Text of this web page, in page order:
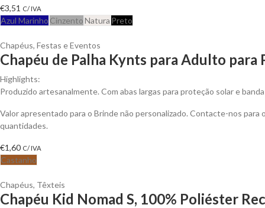
€3,51 C/ IVA
Azul Marinho CinzentoNatura Preto
Chapéus, Festas e Eventos
Chapéu de Palha Kynts para Adulto para
Highlights:
Produzido artesanalmente. Com abas largas para proteção solar e
Valor apresentado para o Brinde não personalizado. Contacte-nos
quantidades.
€1,60 C/ IVA
Castanho
Chapéus, Têxteis
Chapéu Kid Nomad S, 100% Poliéster